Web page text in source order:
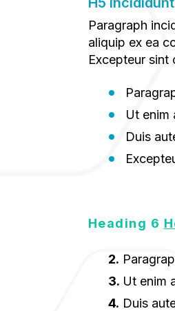
Paragraph incididunt ut labore et dolore magna aliqua. Ut enim ad minim veniam, quis nostrud exercitation ullamco laboris nisi ut
aliquip ex ea
Excepteur
Ut enim
Duis
Heading 6
Ut enim
Duis